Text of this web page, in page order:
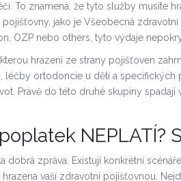
To znamená, že tyto služby musíte
jako je Všeobecná zdravotní
OZP nebo others, tyto výdaje
hrazení ze strany pojišťoven
léčby ortodoncie u dětí a
Právě do této druhé skupiny
NEPLATÍ?
dobrá zpráva. Existují konkrétní
vaší zdravotní pojišťovnou .